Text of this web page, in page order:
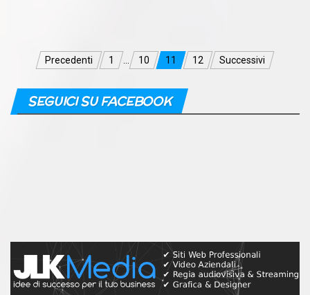
Navigazione
articoli
Precedenti 1 … 10 11 12 Successivi
SEGUICI SU FACEBOOK